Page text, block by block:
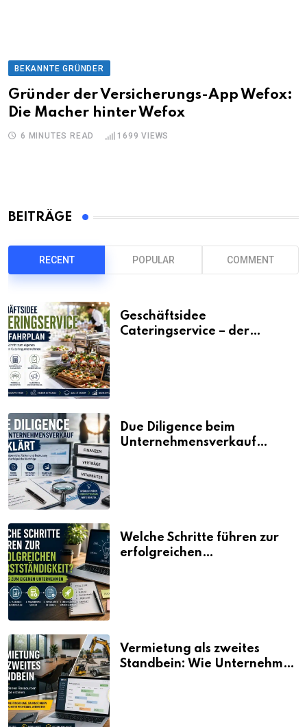
BEKANNTE GRÜNDER
Gründer der Versicherungs-App Wefox:
Die Macher hinter Wefox
6 MINUTES READ 1699 VIEWS
BEITRÄGE
RECENT POPULAR COMMENT
Geschäftsidee
Cateringservice – der
Due Diligence beim
Unternehmensverkauf
Welche Schritte führen zur
erfolgreichen
Vermietung als zweites
Standbein: Wie Unternehmen